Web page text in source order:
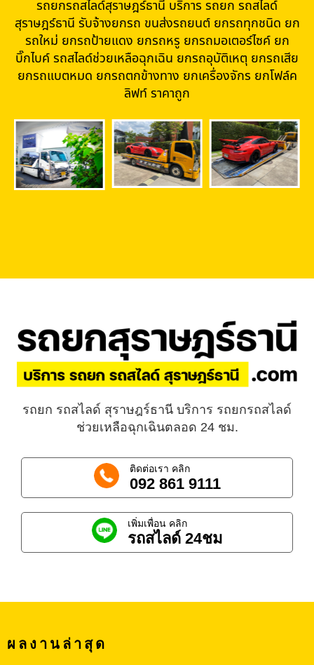
รถยกรถสไลด์สุราษฎร์ธานี บริการ รถยก รถสไลด์
สุราษฎร์ธานี รับจ้างยกรถ ขนส่งรถยนต์ ยกรถทุกชนิด ยก
รถใหม่ ยกรถป้ายแดง ยกรถหรู ยกรถมอเตอร์ไซค์ ยก
บิ๊กไบค์ รถสไลด์ช่วยเหลือฉุกเฉิน ยกรถอุบัติเหตุ ยกรถเสีย
ยกรถแบตหมด ยกรถตกข้างทาง ยกเครื่องจักร ยกโฟล์ค
ลิฟท์ ราคาถูก
รถยก รถสไลด์ สุราษฎร์ธานี บริการ รถยกรถสไลด์
ช่วยเหลือฉุกเฉินตลอด 24 ชม.
ติดต่อเรา คลิก
092 861 9111
เพิ่มเพื่อน คลิก
รถสไลด์ 24ชม
ผลงานล่าสุด